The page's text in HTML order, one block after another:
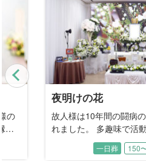
Previous
た
な
母の作品たち
91歳で旅立たれた故人
様を亡くされながらも
みたい」「見てみたい
動力に、力強く人生を
一日葬 50